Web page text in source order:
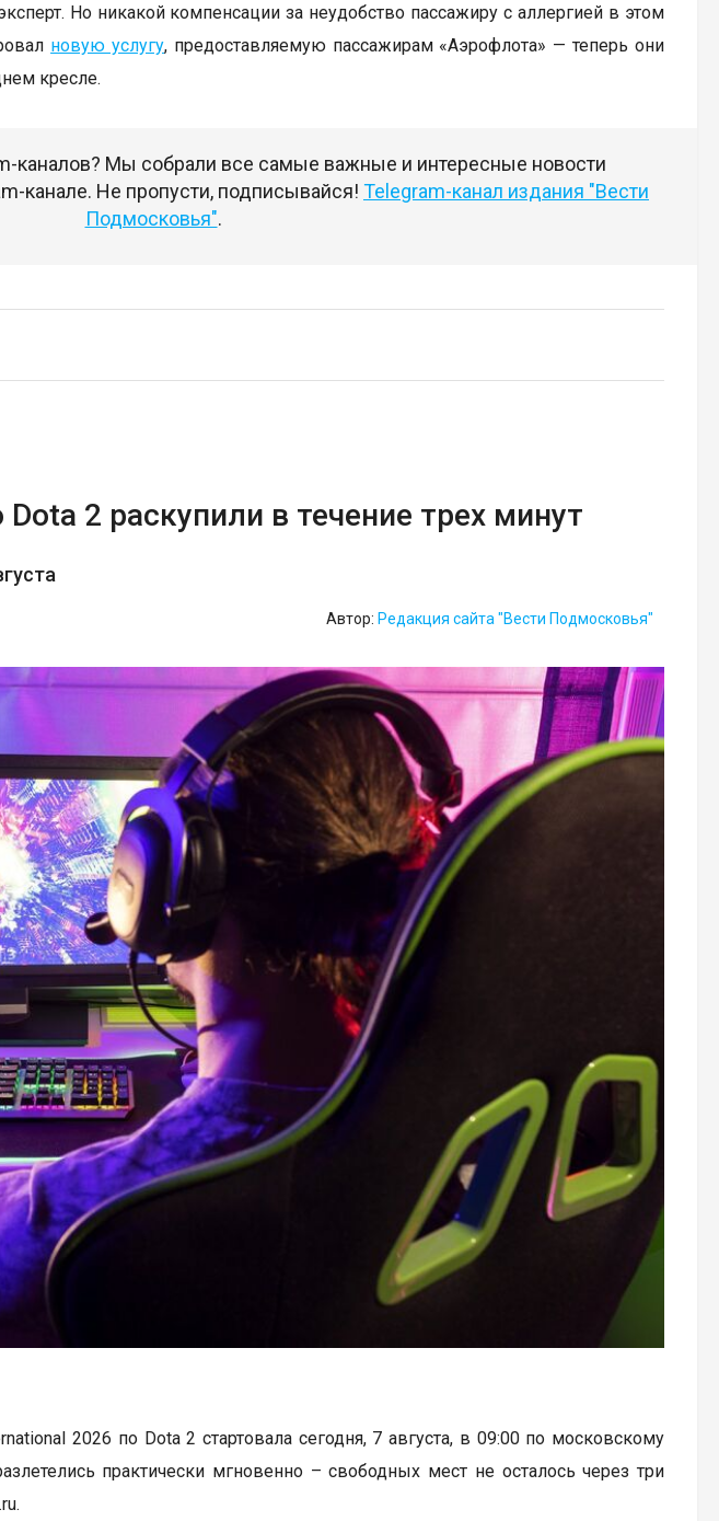
Но никакой компенсации за неудобство пассажиру с аллергией в этом
новую услугу, предоставляемую пассажирам «Аэрофлота» — теперь они
кресле.
каналов? Мы собрали все самые важные и интересные новости
канале. Не пропусти, подписывайся! Telegram-канал издания "Вести
Подмосковья".
2 раскупили в течение трех минут
Автор: Редакция сайта "Вести Подмосковья"
2026 по Dota 2 стартовала сегодня, 7 августа, в 09:00 по московскому
практически мгновенно – свободных мест не осталось через три